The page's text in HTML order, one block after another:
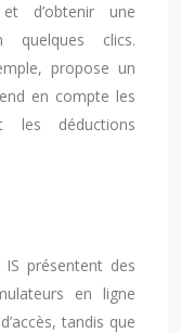
d’obtenir une
clics.
propose un
en compte les
les déductions
présentent des
en ligne
tandis que